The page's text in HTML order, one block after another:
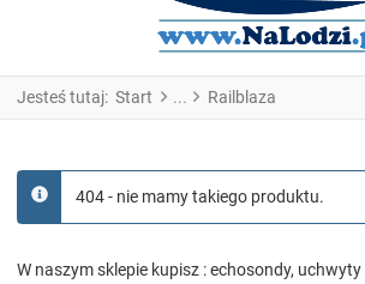
Jesteś tutaj: Start Railblaza
info
404 - nie mamy takiego produktu.
W naszym sklepie kupisz : echosondy,